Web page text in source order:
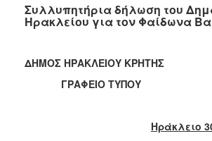
2022
2020
2019
Συλλυπητήρια δήλωση του
Ηρακλείου για τον Φαίδωνα
ΔΗΜΟΣ ΗΡΑΚΛΕΙΟΥ ΚΡΗΤΗΣ
ΓΡΑΦΕΙΟ ΤΥΠΟΥ
Ηράκλειο